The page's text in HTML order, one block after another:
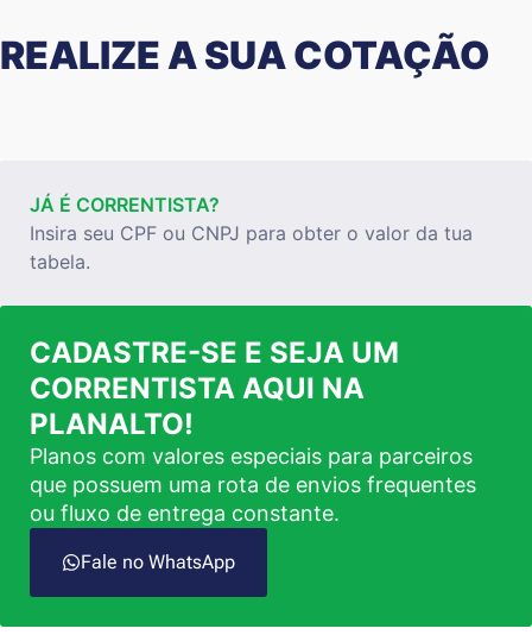
REALIZE A SUA COTAÇÃO
JÁ É CORRENTISTA?
Insira seu CPF ou CNPJ para obter o valor da tua
tabela.
CADASTRE-SE E SEJA UM
CORRENTISTA AQUI NA
PLANALTO!
Planos com valores especiais para parceiros
que possuem uma rota de envios frequentes
ou fluxo de entrega constante.
Fale no WhatsApp